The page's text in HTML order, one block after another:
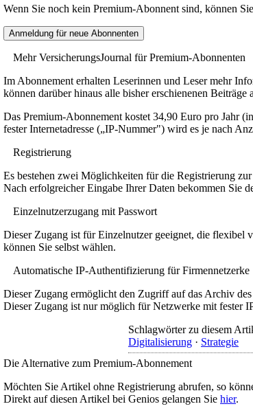
Wenn Sie noch kein Premium-Abonnent sind, können
Mehr VersicherungsJournal für Premium-Abonnenten
Im Abonnement erhalten Leserinnen und Leser mehr
können darüber hinaus alle bisher erschienenen
Das Premium-Abonnement kostet 34,90 Euro pro Jahr
fester Internetadresse („IP-Nummer") wird es je nach
Registrierung
Es bestehen zwei Möglichkeiten für die Registrierung
Nach erfolgreicher Eingabe Ihrer Daten bekommen Sie
Einzelnutzerzugang mit Passwort
Dieser Zugang ist für Einzelnutzer geeignet, die flexibel
können Sie selbst wählen.
Automatische IP-Authentifizierung für Firmennetzerke
Dieser Zugang ermöglicht den Zugriff auf das Archiv
Dieser Zugang ist nur möglich für Netzwerke mit fester
Schlagwörter zu diesem
Digitalisierung · Strategie
Die Alternative zum Premium-Abonnement
Möchten Sie Artikel ohne Registrierung abrufen, so
Direkt auf diesen Artikel bei Genios gelangen Sie hier.